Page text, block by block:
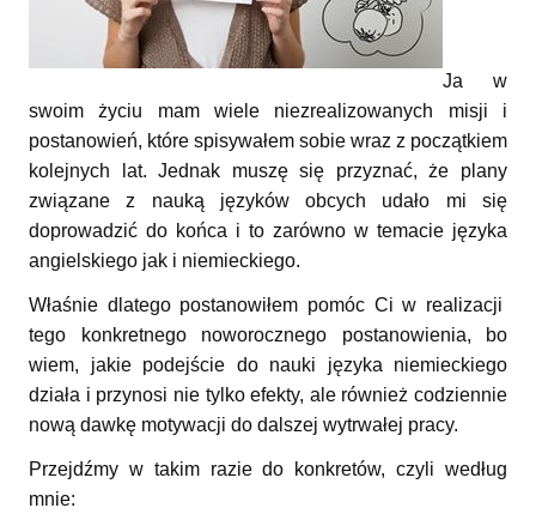
Ja w
swoim życiu mam wiele niezrealizowanych misji i
postanowień, które spisywałem sobie wraz z początkiem
kolejnych lat. Jednak muszę się przyznać, że plany
związane z nauką języków obcych udało mi się
doprowadzić do końca i to zarówno w temacie języka
angielskiego jak i niemieckiego.
Właśnie dlatego postanowiłem pomóc Ci w realizacji
tego konkretnego noworocznego postanowienia, bo
wiem, jakie podejście do nauki języka niemieckiego
działa i przynosi nie tylko efekty, ale również codziennie
nową dawkę motywacji do dalszej wytrwałej pracy.
Przejdźmy w takim razie do konkretów, czyli według
mnie: